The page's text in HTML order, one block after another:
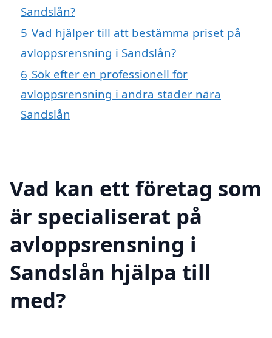
Sandslån?
5 Vad hjälper till att bestämma priset på
avloppsrensning i Sandslån?
6 Sök efter en professionell för
avloppsrensning i andra städer nära
Sandslån
Vad kan ett företag som
är specialiserat på
avloppsrensning i
Sandslån hjälpa till
med?